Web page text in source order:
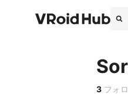
3 フォ